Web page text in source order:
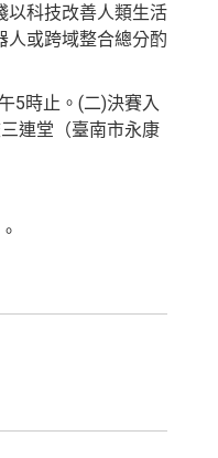
以科技改善人類生活
人或跨域整合總分酌
5時止。(二)決賽入
連堂（臺南市永康